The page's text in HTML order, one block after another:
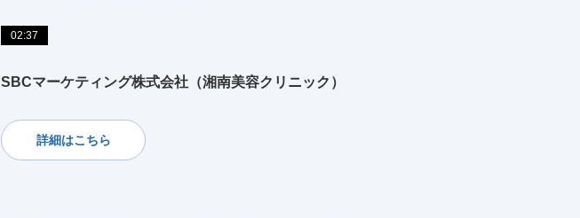
02:37
SBCマーケティング株式会社（湘南美容クリニック）
詳細はこちら